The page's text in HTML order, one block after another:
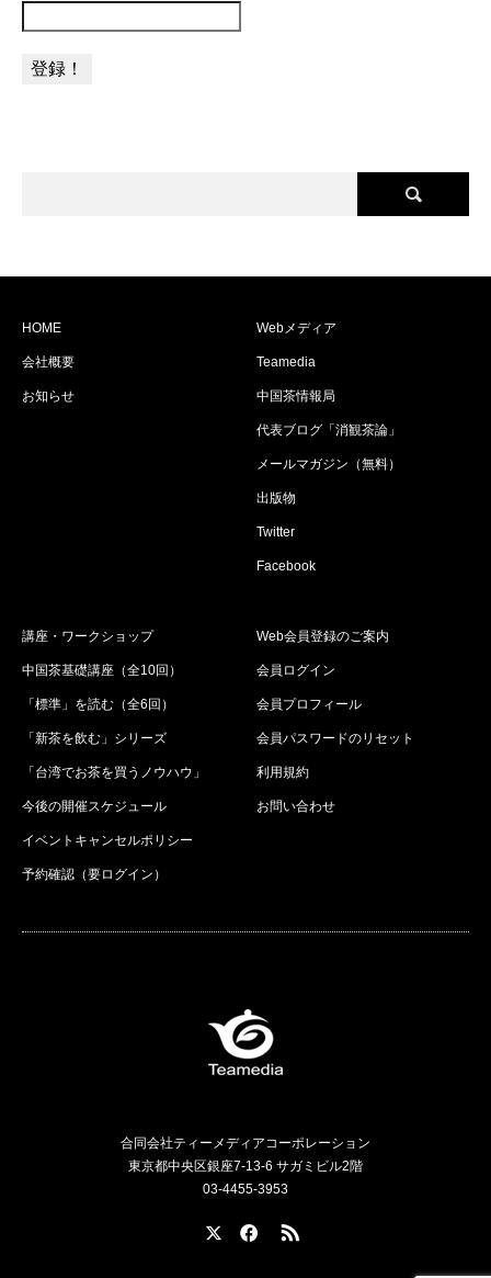
HOME
会社概要
お知らせ
Webメディア
Teamedia
中国茶情報局
代表ブログ「消観茶論」
メールマガジン（無料）
出版物
Twitter
Facebook
講座・ワークショップ
中国茶基礎講座（全10回）
「標準」を読む（全6回）
「新茶を飲む」シリーズ
「台湾でお茶を買うノウハウ」
今後の開催スケジュール
イベントキャンセルポリシー
予約確認（要ログイン）
Web会員登録のご案内
会員ログイン
会員プロフィール
会員パスワードのリセット
利用規約
お問い合わせ
合同会社ティーメディアコーポレーション
東京都中央区銀座7-13-6 サガミビル2階
03-4455-3953